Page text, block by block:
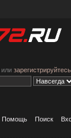
или зарегистрируйтесь
Помощь Поиск